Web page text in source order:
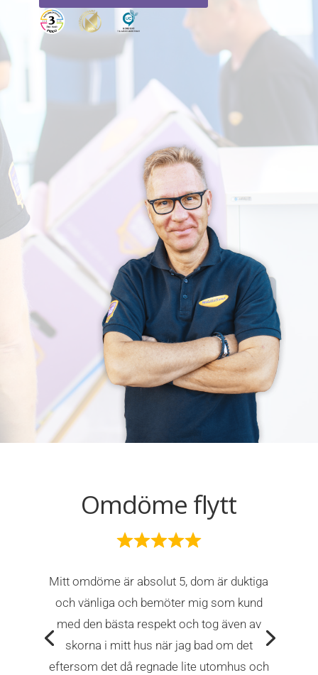
Omdöme flytt
Mitt omdöme är absolut 5, dom är duktiga
och vänliga och bemöter mig som kund
med den bästa respekt och tog även av
skorna i mitt hus när jag bad om det
eftersom det då regnade lite utomhus och